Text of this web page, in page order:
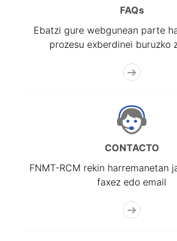
FAQs
Ebatzi gure webgunean parte
prozesu exberdinei buruzko
CONTACTO
FNMT-RCM rekin harremanetan
faxez edo email